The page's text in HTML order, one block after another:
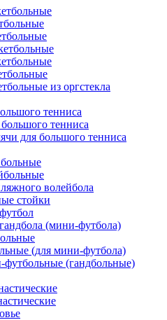
из оргстекла
тенниса
тенниса
для большого тенниса
волейбола
стойки
(мини-футбола)
(для мини-футбола)
(гандбольные)